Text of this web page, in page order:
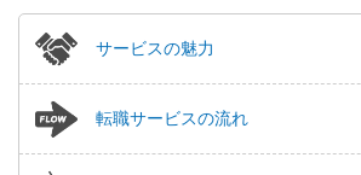
サービスの魅力
転職サービスの流れ